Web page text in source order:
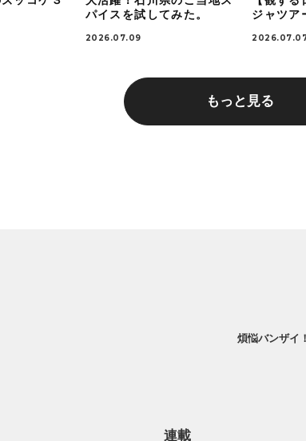
パイスを試してみた。
2026.07.09
ジャツア
もっと見る
煩悩バンザイ
連載